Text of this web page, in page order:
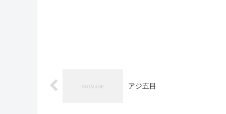
アジ五目